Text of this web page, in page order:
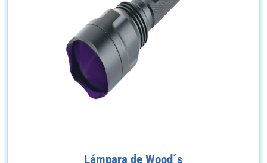
Lámpara de Wood´s